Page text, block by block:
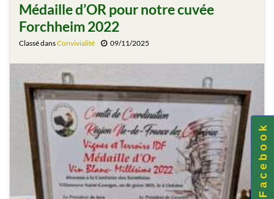
Médaille d’OR pour notre cuvée
Forchheim 2022
Classé dansConvivialité 09/11/2025
F a c e b o o k